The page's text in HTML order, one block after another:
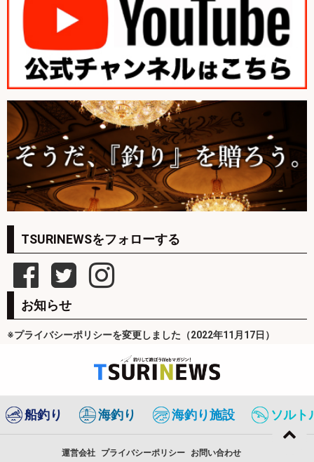
TSURINEWSをフォローする
お知らせ
※プライバシーポリシーを変更しました（2022年11月17日）
船釣り 海釣り 海釣り施設 ソルト
運営会社 プライバシーポリシー お問い合わせ